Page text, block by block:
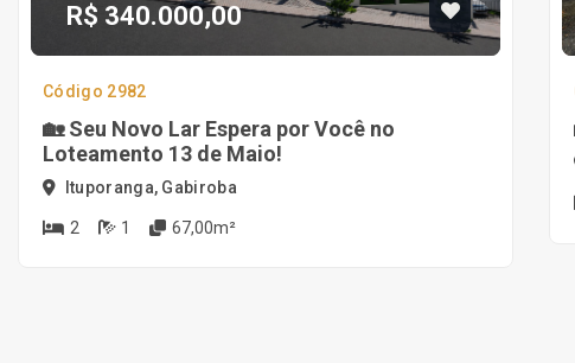
R$ 340.000,00
Código 2982
🏡 Seu Novo Lar Espera por Você no
Loteamento 13 de Maio!
Ituporanga, Gabiroba
2 1 67,00m²